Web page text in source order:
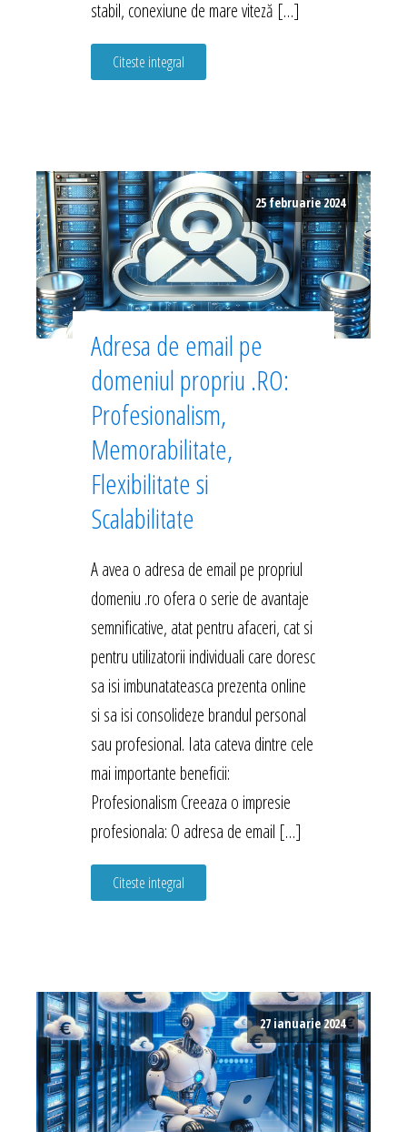
stabil, conexiune de mare viteză […]
Citeste integral
25 februarie 2024
Adresa de email pe
domeniul propriu .RO:
Profesionalism,
Memorabilitate,
Flexibilitate si
Scalabilitate
A avea o adresa de email pe propriul
domeniu .ro ofera o serie de avantaje
semnificative, atat pentru afaceri, cat si
pentru utilizatorii individuali care doresc
sa isi imbunatateasca prezenta online
si sa isi consolideze brandul personal
sau profesional. Iata cateva dintre cele
mai importante beneficii:
Profesionalism Creeaza o impresie
profesionala: O adresa de email […]
Citeste integral
27 ianuarie 2024